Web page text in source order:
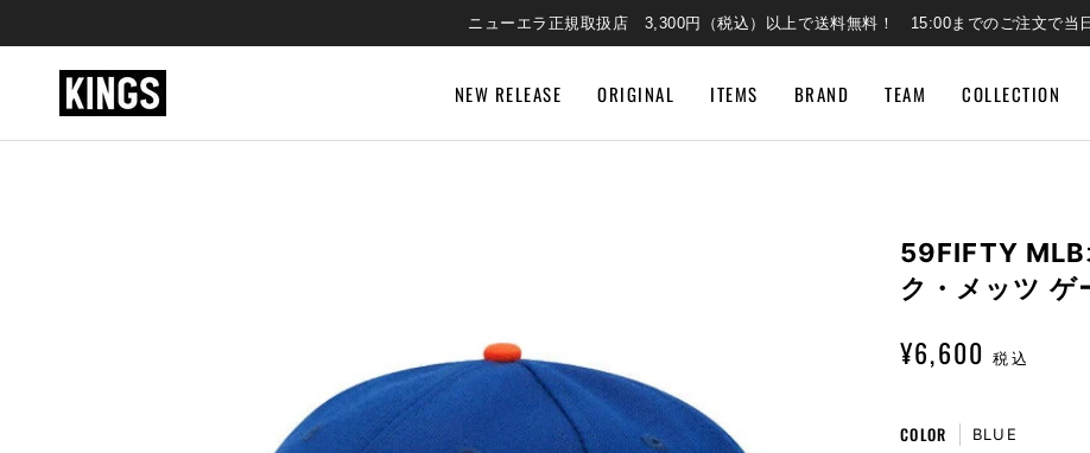
ニューエラ正規取扱店 3,300円（税込）以上で送料無料！ 15:00までのご注文で当
NEW RELEASE ORIGINAL ITEMS BRAND TEAM COLLECTION
59FIFTY MLB
ク・メッツ ゲ
¥6,600 税込
COLOR BLUE